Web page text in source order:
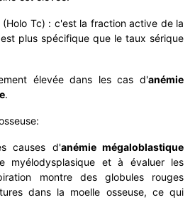
Tc) : c'est la fraction active de la
plus spécifique que le taux sérique
élevée dans les cas d'anémie
.
causes d'anémie mégaloblastique
myélodysplasique et à évaluer les
montre des globules rouges
dans la moelle osseuse, ce qui